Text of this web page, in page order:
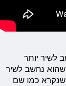
לשיר יותר
שהוא נחשב לשיר
שנקרא כמו שם